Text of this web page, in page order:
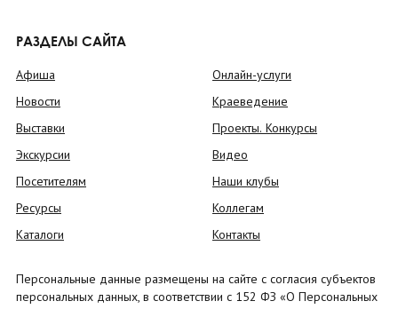
РАЗДЕЛЫ САЙТА
Афиша
Новости
Выставки
Экскурсии
Посетителям
Ресурсы
Каталоги
Онлайн-услуги
Краеведение
Проекты. Конкурсы
Видео
Наши клубы
Коллегам
Контакты
Персональные данные размещены на сайте с согласия субъектов
персональных данных, в соответствии с 152 ФЗ «О Персональных